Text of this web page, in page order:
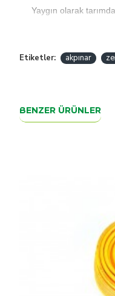
Yaygın olarak
Dayanıklılık : 200
Tabanca ve Makina
Etiketler: akpınar
BENZER ÜRÜNLER